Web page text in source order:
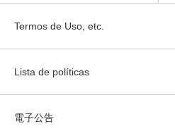
Termos de Uso, etc.
Lista de políticas
電子公告